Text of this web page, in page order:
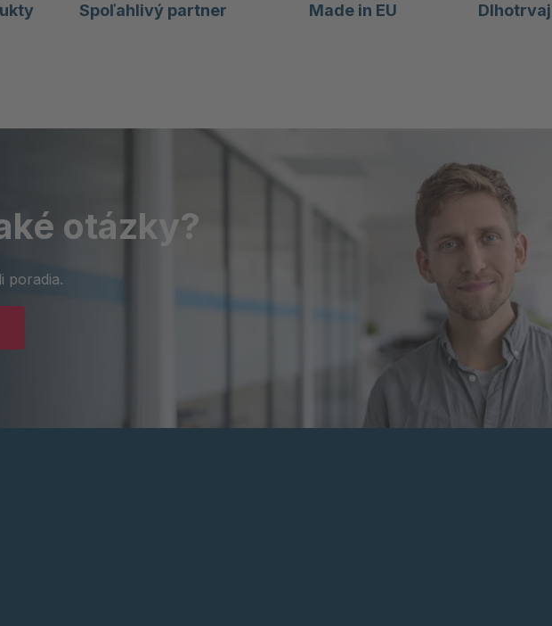
Spoľahlivý partner Made in EU
otázky?
poradia.